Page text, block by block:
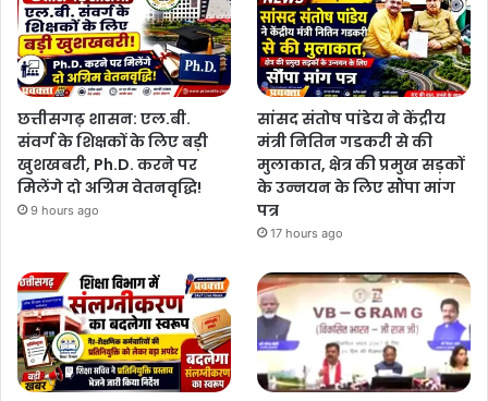
छत्तीसगढ़ शासन: एल.बी.
संवर्ग के शिक्षकों के लिए बड़ी
खुशखबरी, Ph.D. करने पर
मिलेंगे दो अग्रिम वेतनवृद्धि!
9 hours ago
सांसद संतोष पांडेय ने केंद्रीय
मंत्री नितिन गडकरी से की
मुलाकात, क्षेत्र की प्रमुख सड़कों
के उन्नयन के लिए सौंपा मांग
पत्र
17 hours ago